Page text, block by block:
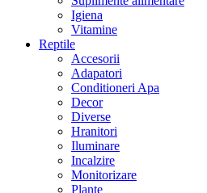
Igiena
Vitamine
Reptile
Accesorii
Adapatori
Conditioneri Apa
Decor
Diverse
Hranitori
Iluminare
Incalzire
Monitorizare
Plante